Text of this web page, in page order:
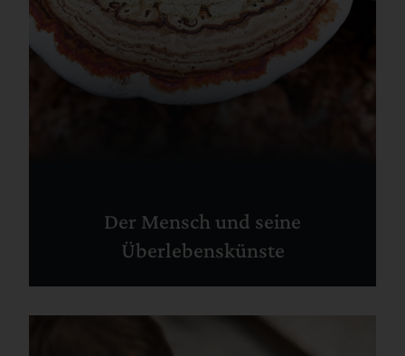
Der Mensch und seine
Überlebenskünste